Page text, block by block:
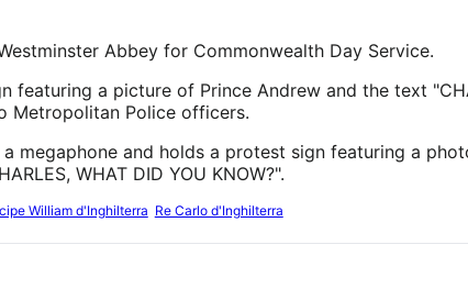
William d'Inghilterra Re Carlo d'Inghilterra